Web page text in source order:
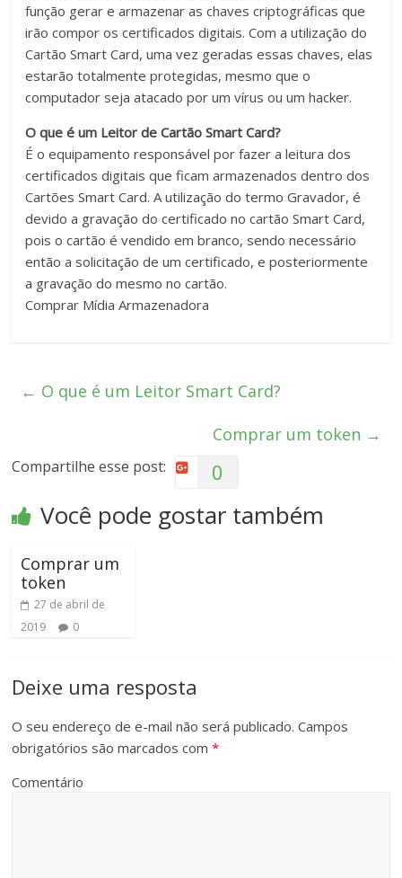
função gerar e armazenar as chaves criptográficas que
irão compor os certificados digitais. Com a utilização do
Cartão Smart Card, uma vez geradas essas chaves, elas
estarão totalmente protegidas, mesmo que o
computador seja atacado por um vírus ou um hacker.
O que é um Leitor de Cartão Smart Card?
É o equipamento responsável por fazer a leitura dos
certificados digitais que ficam armazenados dentro dos
Cartões Smart Card. A utilização do termo Gravador, é
devido a gravação do certificado no cartão Smart Card,
pois o cartão é vendido em branco, sendo necessário
então a solicitação de um certificado, e posteriormente
a gravação do mesmo no cartão.
Comprar Mídia Armazenadora
← O que é um Leitor Smart Card?
Comprar um token →
Compartilhe esse post: 0
Você pode gostar também
Comprar um
token
27 de abril de
2019
0
Deixe uma resposta
O seu endereço de e-mail não será publicado. Campos
obrigatórios são marcados com*
Comentário